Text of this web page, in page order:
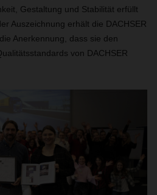
Gestaltung und Stabilität erfüllt
Auszeichnung erhält die DACHSER
Anerkennung, dass sie den
von DACHSER